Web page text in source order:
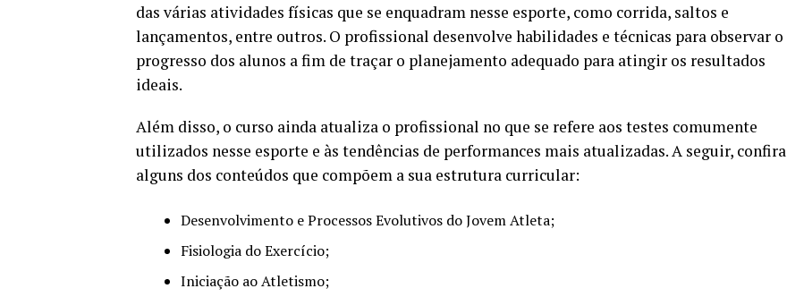
das várias atividades físicas que se enquadram nesse esporte, como corrida, saltos e
lançamentos, entre outros. O profissional desenvolve habilidades e técnicas para observar o
progresso dos alunos a fim de traçar o planejamento adequado para atingir os resultados
ideais.
Além disso, o curso ainda atualiza o profissional no que se refere aos testes comumente
utilizados nesse esporte e às tendências de performances mais atualizadas. A seguir, confira
alguns dos conteúdos que compõem a sua estrutura curricular:
Desenvolvimento e Processos Evolutivos do Jovem Atleta;
Fisiologia do Exercício;
Iniciação ao Atletismo;